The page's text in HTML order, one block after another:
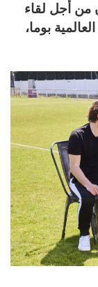
من أجل لقاء
بوما،